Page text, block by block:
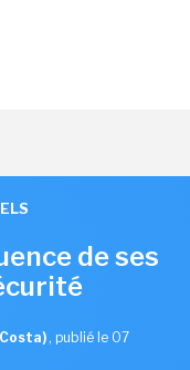
de ses
, publié le 07